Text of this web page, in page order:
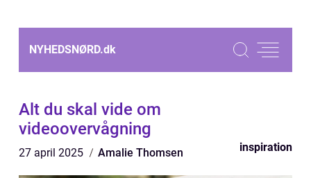
NYHEDSNØRD.dk
Alt du skal vide om
videoovervågning
27 april 2025 Amalie Thomsen inspiration